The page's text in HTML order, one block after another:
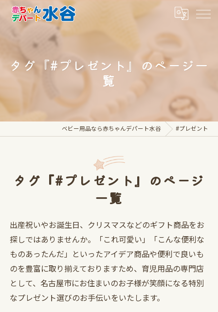
タグ『#プレゼント』のページ一
覧
ベビー用品なら赤ちゃんデパート水谷 #プレゼント
タグ『#プレゼント』のページ
一覧
出産祝いやお誕生日、クリスマスなどのギフト商品をお
探しではありませんか。「これ可愛い」「こんな便利な
ものあったんだ」といったアイデア商品や便利で良いも
のを豊富に取り揃えておりますため、育児用品の専門店
として、名古屋市にお住まいのお子様が笑顔になる特別
なプレゼント選びのお手伝いをいたします。